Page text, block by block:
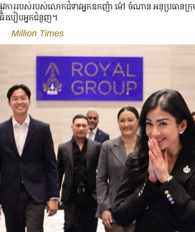
វ​ការ​របស់​របស់​លោកជំទាវ​អ្នក​ឧកញ៉ា ម៉ៅ ចំណាន អនុ​ប្រធាន​ក្
របៀប​អ្នក​ជំនួញ។
Million Times